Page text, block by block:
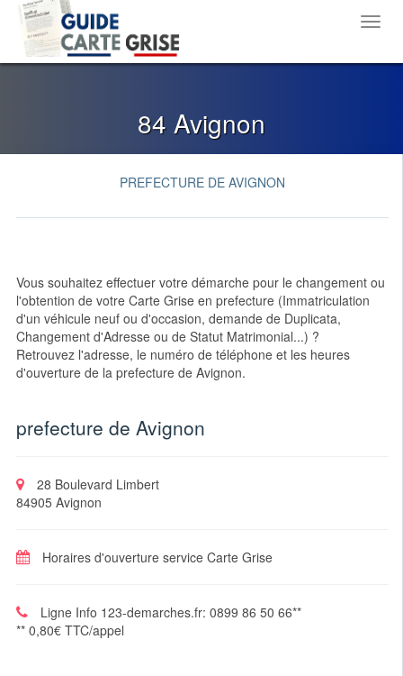
84 Avignon
PREFECTURE DE AVIGNON
Vous souhaitez effectuer votre démarche pour le changement ou
l'obtention de votre Carte Grise en prefecture (Immatriculation
d'un véhicule neuf ou d'occasion, demande de Duplicata,
Changement d'Adresse ou de Statut Matrimonial...) ?
Retrouvez l'adresse, le numéro de téléphone et les heures
d'ouverture de la prefecture de Avignon.
prefecture de Avignon
28 Boulevard Limbert
84905 Avignon
Horaires d'ouverture service Carte Grise
Ligne Info 123-demarches.fr: 0899 86 50 66**
** 0,80€ TTC/appel